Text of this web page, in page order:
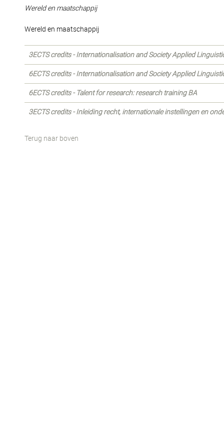
Wereld en maatschappij
Wereld en maatschappij
3ECTS credits - Internationalisation and Society Applied
6ECTS credits - Internationalisation and Society Applied
6ECTS credits - Talent for research: research training BA
3ECTS credits - Inleiding recht, internationale instellingen en
Terug naar boven